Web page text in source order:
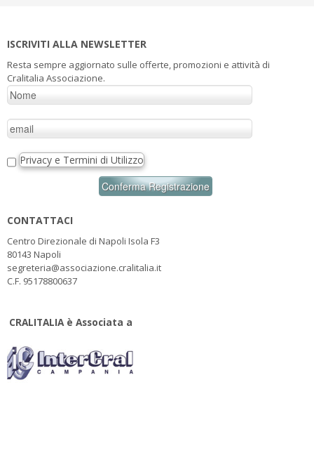
ISCRIVITI ALLA NEWSLETTER
Resta sempre aggiornato sulle offerte, promozioni e attività di
Cralitalia Associazione.
Privacy e Termini di Utilizzo
CONTATTACI
Centro Direzionale di Napoli Isola F3
80143 Napoli
segreteria@associazione.cralitalia.it
C.F. 95178800637
CRALITALIA è Associata a